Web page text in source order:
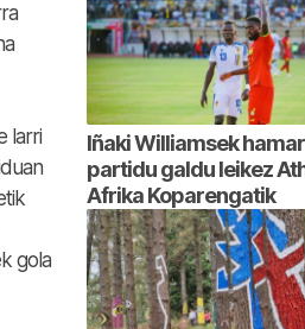
larri
gola
Iñaki Williamsek hamar
partidu galdu leikez
Afrika Koparengatik